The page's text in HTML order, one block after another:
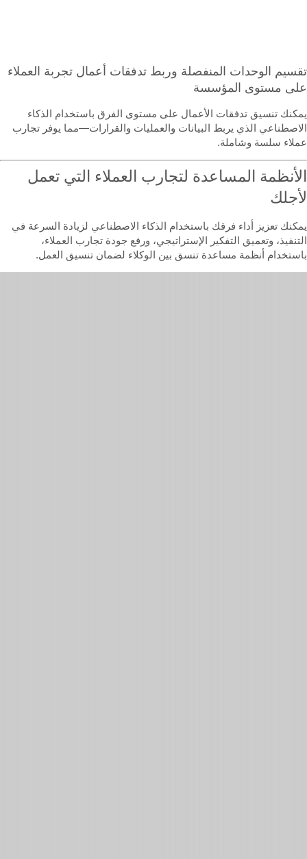
الوحدات المنفصلة وربط تدفقات أعمال تجربة العملاء
مستوى المؤسسة
تنسيق تدفقات الأعمال على مستوى الفرق باستخدام الذكاء
الذي يربط البيانات والعمليات والقرارات—مما يوفر تجارب
سلسة وشاملة.
المساعدة لتجارب العملاء التي تعمل
تعزيز أداء فرقك باستخدام الذكاء الاصطناعي لزيادة السرعة في
وتعميق التفكير الإستراتيجي، ورفع جودة تجارب العملاء،
أنظمة مساعدة تنسق بين الوكلاء لضمان تنسيق العمل.